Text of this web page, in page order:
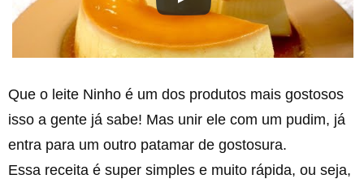
Que o leite Ninho é um dos produtos mais gostosos
isso a gente já sabe! Mas unir ele com um pudim, já
entra para um outro patamar de gostosura.
Essa receita é super simples e muito rápida, ou seja,